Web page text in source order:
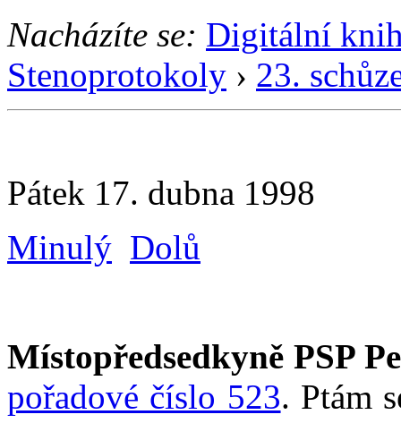
Nacházíte se: Digitální
Stenoprotokoly › 23.
Pátek 17. dubna 1998
Minulý Dolů
Místopředsedkyně PSP
pořadové číslo 523. Ptám